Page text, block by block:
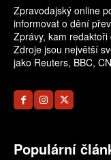
Zpravodajský online
informovat o dění
Zprávy, kam
Zdroje jsou největší
jako Reuters, BBC,
Populární